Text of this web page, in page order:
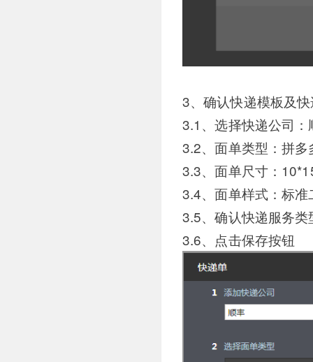
3、确认快递模板及
3.1、选择快递公司：
3.2、面单类型：拼多
3.3、面单尺寸：
3.4、面单样式：标准
3.5、确认快递服务类
3.6、点击保存按钮